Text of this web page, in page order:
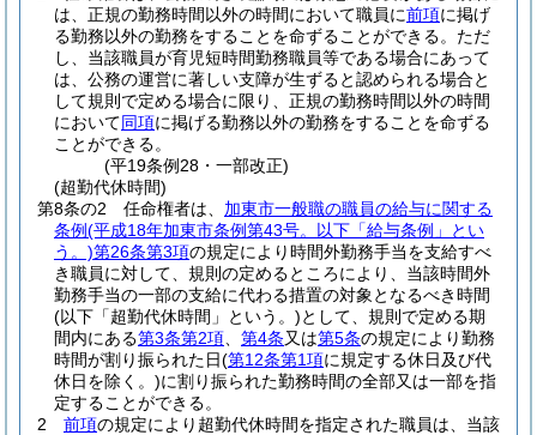
は、正規の勤務時間以外の時間において職員に前項に掲げ
る勤務以外の勤務をすることを命ずることができる。 ただ
し、当該職員が育児短時間勤務職員等である場合にあって
は、公務の運営に著しい支障が生ずると認められる場合と
して規則で定める場合に限り、正規の勤務時間以外の時間
において同項に掲げる勤務以外の勤務をすることを命ずる
ことができる。
(平19条例28・一部改正)
(超勤代休時間)
第8条の2
任命権者は、 加東市一般職の職員の給与に関する
条例(平成18年加東市条例第43号。以下「給与条例」とい
う。)第26条第3項の規定により時間外勤務手当を支給すべ
き職員に対して、規則の定めるところにより、当該時間外
勤務手当の一部の支給に代わる措置の対象となるべき時間
(以下「超勤代休時間」という。)として、規則で定める期
間内にある第3条第2項 第4条又は第5条の規定により勤務
時間が割り振られた日(第12条第1項に規定する休日及び代
休日を除く。)に割り振られた勤務時間の全部又は一部を指
定することができる。
2
前項の規定により超勤代休時間を指定された職員は、当該